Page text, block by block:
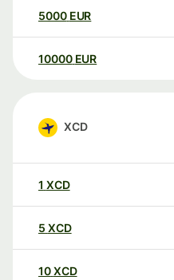
5000 EUR
10000 EUR
XCD
1 XCD
5 XCD
10XCD